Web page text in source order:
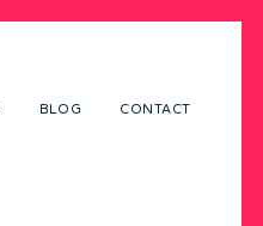
BLOG CONTACT